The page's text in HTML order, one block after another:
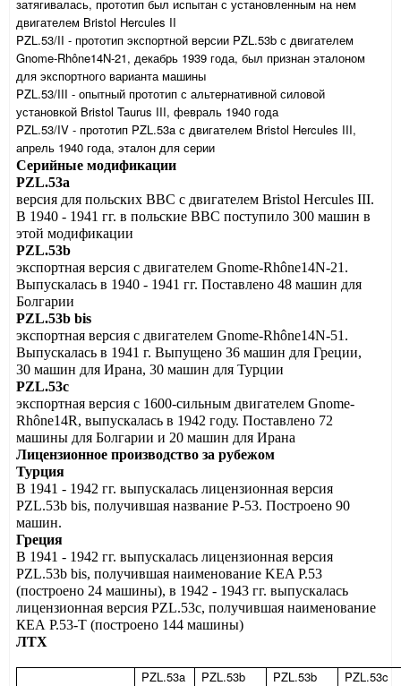
затягивалась, прототип был испытан с установленным на нем
двигателем Bristol Hercules II
PZL.53/II - прототип экспортной версии PZL.53b с двигателем
Gnome-Rhône14N-21, декабрь 1939 года, был признан эталоном
для экспортного варианта машины
PZL.53/III - опытный прототип с альтернативной силовой
установкой Bristol Taurus III, февраль 1940 года
PZL.53/IV - прототип PZL.53a с двигателем Bristol Hercules III,
апрель 1940 года, эталон для серии
Серийные модификации
PZL.53a
версия для польских ВВС с двигателем Bristol Hercules III.
В 1940 - 1941 гг. в польские ВВС поступило 300 машин в
этой модификации
PZL.53b
экспортная версия с двигателем Gnome-Rhône14N-21.
Выпускалась в 1940 - 1941 гг. Поставлено 48 машин для
Болгарии
PZL.53b bis
экспортная версия с двигателем Gnome-Rhône14N-51.
Выпускалась в 1941 г. Выпущено 36 машин для Греции,
30 машин для Ирана, 30 машин для Турции
PZL.53c
экспортная версия с 1600-сильным двигателем Gnome-
Rhône14R, выпускалась в 1942 году. Поставлено 72
машины для Болгарии и 20 машин для Ирана
Лицензионное производство за рубежом
Турция
В 1941 - 1942 гг. выпускалась лицензионная версия
PZL.53b bis, получившая название Р-53. Построено 90
машин.
Греция
В 1941 - 1942 гг. выпускалась лицензионная версия
PZL.53b bis, получившая наименование KEA P.53
(построено 24 машины), в 1942 - 1943 гг. выпускалась
лицензионная версия PZL.53c, получившая наименование
КЕА Р.53-T (построено 144 машины)
ЛТХ
PZL.53a PZL.53b
PZL.53b
PZL.53c